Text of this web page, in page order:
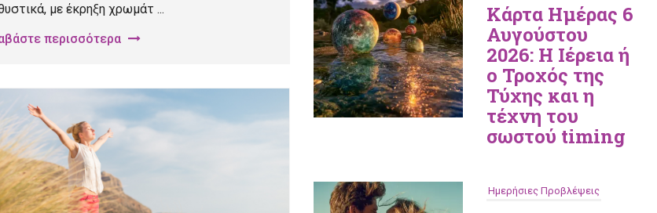
με έκρηξη χρωμάτ ...
περισσότερα
Κάρτα Ημέρας 6
Αυγούστου
2026: Η Ιέρεια ή
ο Τροχός της
Τύχης και η
τέχνη του
σωστού timing
Ημερήσιες Προβλέψεις